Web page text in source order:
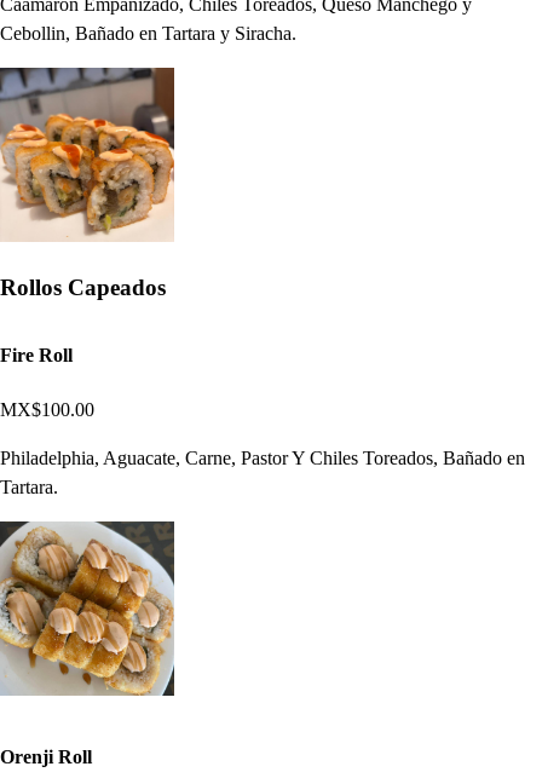
Caamarón Empanizado, Chiles Toreados, Queso Manchego y
Cebollin, Bañado en Tartara y Siracha.
Rollos Capeados
Fire Roll
MX$100.00
Philadelphia, Aguacate, Carne, Pastor Y Chiles Toreados, Bañado en
Tartara.
Orenji Roll